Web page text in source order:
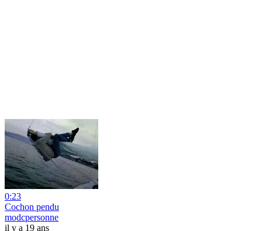
0:23
Cochon pendu
modcpersonne
il y a 19 ans